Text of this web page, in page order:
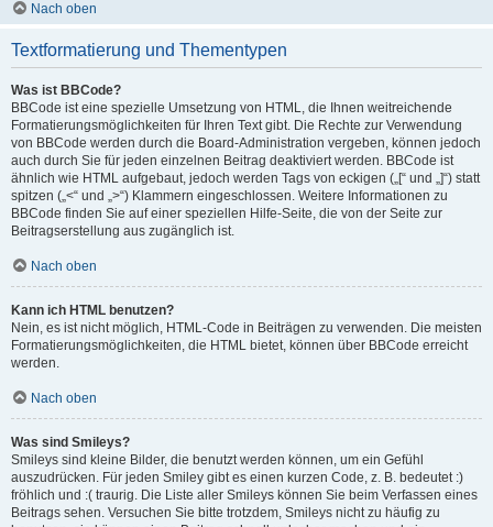
Nach oben
Textformatierung und Thementypen
Was ist BBCode?
BBCode ist eine spezielle Umsetzung von HTML, die Ihnen weitreichende
Formatierungsmöglichkeiten für Ihren Text gibt. Die Rechte zur Verwendung
von BBCode werden durch die Board-Administration vergeben, können jedoch
auch durch Sie für jeden einzelnen Beitrag deaktiviert werden. BBCode ist
ähnlich wie HTML aufgebaut, jedoch werden Tags von eckigen („[“ und „]“) statt
spitzen („<“ und „>“) Klammern eingeschlossen. Weitere Informationen zu
BBCode finden Sie auf einer speziellen Hilfe-Seite, die von der Seite zur
Beitragserstellung aus zugänglich ist.
Nach oben
Kann ich HTML benutzen?
Nein, es ist nicht möglich, HTML-Code in Beiträgen zu verwenden. Die meisten
Formatierungsmöglichkeiten, die HTML bietet, können über BBCode erreicht
werden.
Nach oben
Was sind Smileys?
Smileys sind kleine Bilder, die benutzt werden können, um ein Gefühl
auszudrücken. Für jeden Smiley gibt es einen kurzen Code, z. B. bedeutet :)
fröhlich und :( traurig. Die Liste aller Smileys können Sie beim Verfassen eines
Beitrags sehen. Versuchen Sie bitte trotzdem, Smileys nicht zu häufig zu